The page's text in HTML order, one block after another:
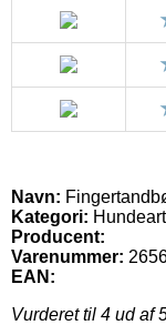
Navn:
Kategori:
Producent:
Varenummer:
EAN:
Vurderet til 4 ud af